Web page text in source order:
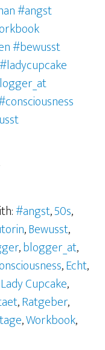
#angst
#bewusst
#ladycupcake
#angst,50s,
,Bewusst,
,blogger_at,
,Echt,
Lady Cupcake,
,Ratgeber,
,Workbook,